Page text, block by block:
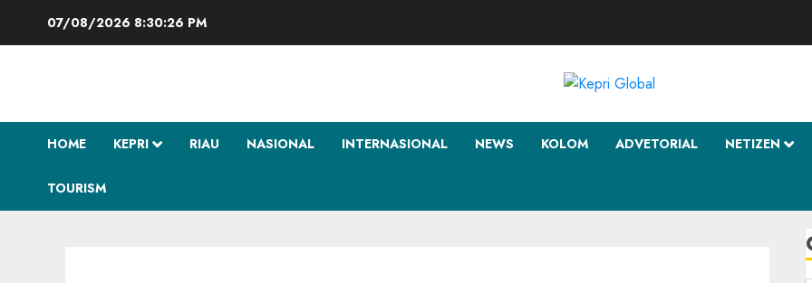
07/08/2026 8:30:27 PM
HOME KEPRI RIAU NASIONAL INTERNASIONAL NEWS KOLOM ADVETORIAL NETIZEN
TOURISM